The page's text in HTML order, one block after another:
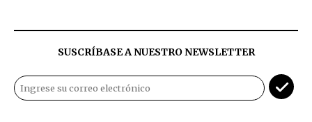
SUSCRÍBASE A NUESTRO NEWSLETTER